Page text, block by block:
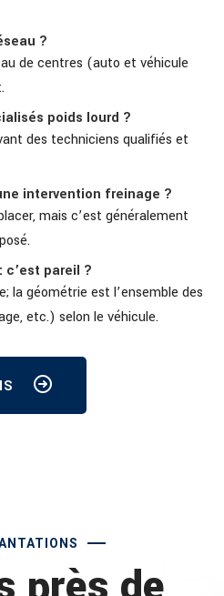
?
de centres (auto et véhicule
poids lourd ?
des techniciens qualifiés et
intervention freinage ?
mais c’est généralement
c’est pareil ?
la géométrie est l’ensemble des
etc.) selon le véhicule.